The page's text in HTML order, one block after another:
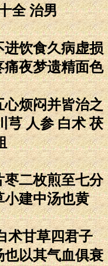
全 治男
饮食久病虚损
夜梦遗精面色
烦闷并皆治之
芎 人参 白术 茯
二枚煎至七分
小建中汤也黄
术甘草四君子
以其气血俱衰